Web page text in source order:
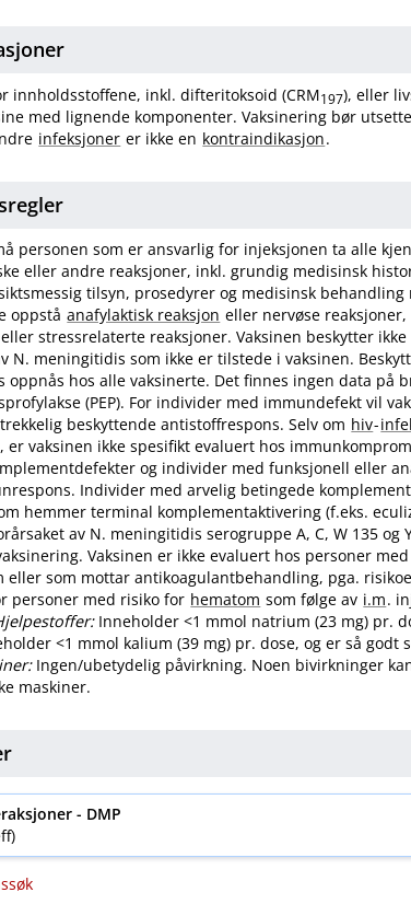
innholdsstoffene, inkl. difteritoksoid (CRM197), eller
med lignende komponenter. Vaksinering bør
infeksjoner er ikke en kontraindikasjon.
personen som er ansvarlig for injeksjonen ta alle
eller andre reaksjoner, inkl. grundig medisinsk
tilsyn, prosedyrer og medisinsk
oppstå anafylaktisk reaksjon eller nervøse
stressrelaterte reaksjoner. Vaksinen beskytter ikke
N. meningitidis som ikke er tilstede i vaksinen.
oppnås hos alle vaksinerte. Det finnes ingen data på
(PEP). For individer med immundefekt vil
beskyttende antistoffrespons. Selv om hiv-
, er vaksinen ikke spesifikt evaluert hos
og individer med funksjonell eller
Individer med arvelig betingede
hemmer terminal komplementaktivering (f.eks.
av N. meningitidis serogruppe A, C, W 135 og
Vaksinen er ikke evaluert hos personer med
eller som mottar antikoagulantbehandling, pga.
personer med risiko for hematom som følge av i.m.
Inneholder <1 mmol natrium (23 mg) pr.
<1 mmol kalium (39 mg) pr. dose, og er så godt
Ingen​/​ubetydelig påvirkning. Noen bivirkninger
maskiner.
- DMP